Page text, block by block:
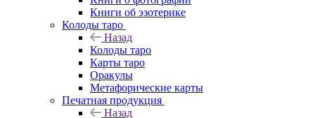
Книги об эзотерике
Колоды таро
Назад
Колоды таро
Карты таро
Оракулы
Метафорические карты
Печатная продукция
Назад